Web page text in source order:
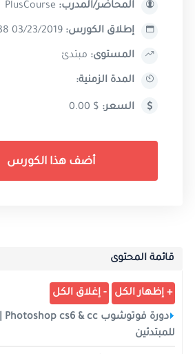
المحاضر/المدرب:
إطلاق الكورس:
المستوى: مبتدئ
المدة الزمنية:
السعر: $ 0.00
أضف هذا الكورس
قائمة المحتوى
للمبتدئين